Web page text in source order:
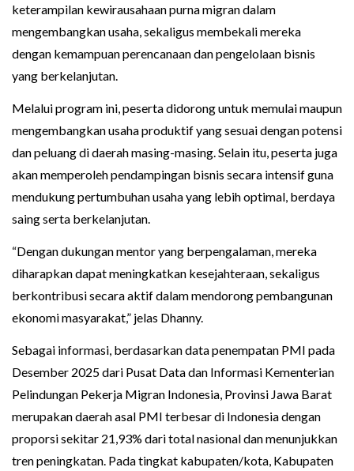
keterampilan kewirausahaan purna migran dalam
mengembangkan usaha, sekaligus membekali mereka
dengan kemampuan perencanaan dan pengelolaan bisnis
yang berkelanjutan.
‎Melalui program ini, peserta didorong untuk memulai maupun
mengembangkan usaha produktif yang sesuai dengan potensi
dan peluang di daerah masing-masing. Selain itu, peserta juga
akan memperoleh pendampingan bisnis secara intensif guna
mendukung pertumbuhan usaha yang lebih optimal, berdaya
saing serta berkelanjutan.
‎“Dengan dukungan mentor yang berpengalaman, mereka
diharapkan dapat meningkatkan kesejahteraan, sekaligus
berkontribusi secara aktif dalam mendorong pembangunan
ekonomi masyarakat,” jelas Dhanny.
‎Sebagai informasi, berdasarkan data penempatan PMI pada
Desember 2025 dari Pusat Data dan Informasi Kementerian
Pelindungan Pekerja Migran Indonesia, Provinsi Jawa Barat
merupakan daerah asal PMI terbesar di Indonesia dengan
proporsi sekitar 21,93% dari total nasional dan menunjukkan
tren peningkatan. Pada tingkat kabupaten/kota, Kabupaten